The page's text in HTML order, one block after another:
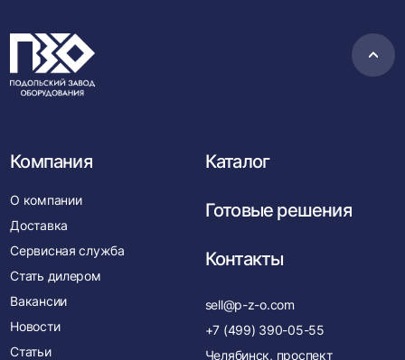
в
Компания
О компании
Доставка
Сервисная служба
Стать дилером
Вакансии
Новости
Статьи
Каталог
Готовые решения
Контакты
sell@p-z-o.com
+7 (499) 390-05-55
Челябинск, проспект